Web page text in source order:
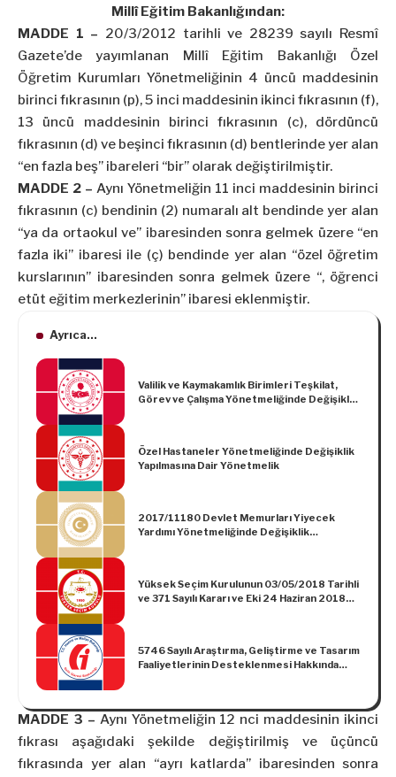
Millî Eğitim Bakanlığından:
MADDE 1 – 20/3/2012 tarihli ve 28239 sayılı Resmî
Gazete’de yayımlanan Millî Eğitim Bakanlığı Özel
Öğretim Kurumları Yönetmeliğinin 4 üncü maddesinin
birinci fıkrasının (p), 5 inci maddesinin ikinci fıkrasının (f),
13 üncü maddesinin birinci fıkrasının (c), dördüncü
fıkrasının (d) ve beşinci fıkrasının (d) bentlerinde yer alan
“en fazla beş” ibareleri “bir” olarak değiştirilmiştir.
MADDE 2 – Aynı Yönetmeliğin 11 inci maddesinin birinci
fıkrasının (c) bendinin (2) numaralı alt bendinde yer alan
“ya da ortaokul ve” ibaresinden sonra gelmek üzere “en
fazla iki” ibaresi ile (ç) bendinde yer alan “özel öğretim
kurslarının” ibaresinden sonra gelmek üzere “, öğrenci
etüt eğitim merkezlerinin” ibaresi eklenmiştir.
Ayrıca...
Valilik ve Kaymakamlık Birimleri Teşkilat,
Görev ve Çalışma Yönetmeliğinde Değişiklik
Özel Hastaneler Yönetmeliğinde Değişiklik
Yapılmasına Dair Yönetmelik
2017/11180 Devlet Memurları Yiyecek
Yardımı Yönetmeliğinde Değişiklik
Yüksek Seçim Kurulunun 03/05/2018 Tarihli
ve 371 Sayılı Kararı ve Eki 24 Haziran 2018
Pusulalarının Basımı İşinde Uygulanacak Usul
ve Esasları Gösterir Şartname
5746 Sayılı Araştırma, Geliştirme ve Tasarım
Faaliyetlerinin Desteklenmesi Hakkında
11)
MADDE 3 – Aynı Yönetmeliğin 12 nci maddesinin ikinci
fıkrası aşağıdaki şekilde değiştirilmiş ve üçüncü
fıkrasında yer alan “ayrı katlarda” ibaresinden sonra